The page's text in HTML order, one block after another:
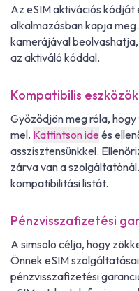
Az eSIM aktivációs
alkalmazásban kapja
kamerájával
az aktiváló kóddal.
Kompatibilis eszközök
Győződjön meg róla,
mel. Kattintson ide és
asszisztensünkkel.
zárva van a
kompatibilitási listát.
Pénzvisszafizetési
A simsolo célja, hogy
Önnek eSIM
pénzvisszafizetési